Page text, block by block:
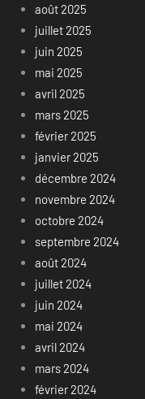
août 2025
juillet 2025
juin 2025
mai 2025
avril 2025
mars 2025
février 2025
janvier 2025
décembre 2024
novembre 2024
octobre 2024
septembre 2024
août 2024
juillet 2024
juin 2024
mai 2024
avril 2024
mars 2024
février 2024